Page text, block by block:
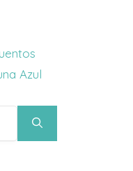
Azul